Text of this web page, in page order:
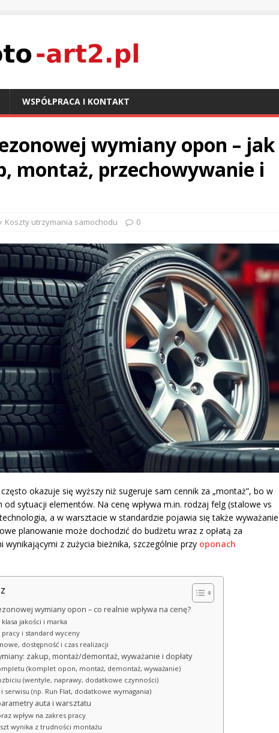
WSPÓŁPRACA I KONTAKT
wymiany opon – jak
montaż, przechowywanie i
Koszty utrzymania samochodu 0
okazuje się wyższy niż sugeruje sam cennik za „montaż”, bo w
od sytuacji elementów. Na cenę wpływa m.in. rodzaj felg (stalowe vs
a w warsztacie w standardzie pojawia się także wyważanie
planowanie może dochodzić do budżetu wraz z opłatą za
z zużycia bieżnika, szczególnie przy oponach
wymiany opon – co realnie wpływa na cenę?
jakości i marka
pracy i standard wyceny
dostępność i czas realizacji
zakup, montaż/demontaż, wyważanie i dopłaty
(komplet opon, montaż, demontaż, wyważanie)
(wentyle, naprawy, dodatkowe czynności)
serwisu (np. Run Flat, dodatkowe wymagania)
auta i warsztatu
wpływ na zakres pracy
wynika z trudności montażu